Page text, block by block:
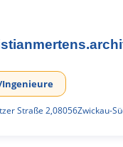
Straße 2,08056Zwickau-